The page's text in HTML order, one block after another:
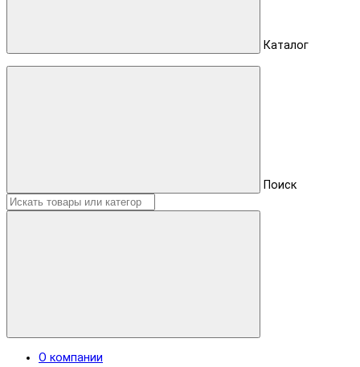
Каталог
Поиск
О компании